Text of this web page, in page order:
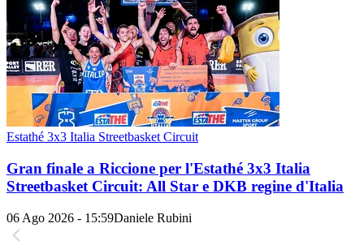
Estathé 3x3 Italia Streetbasket Circuit
Gran finale a Riccione per l'Estathé 3x3 Italia
Streetbasket Circuit: All Star e DKB regine d'Italia
06 Ago 2026 - 15:59Daniele Rubini